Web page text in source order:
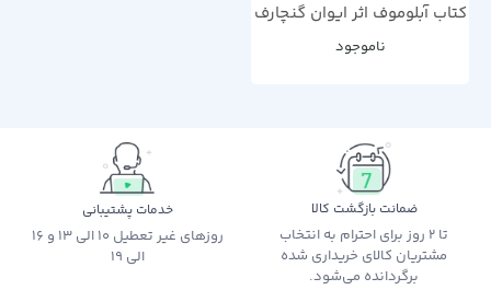
کتاب آبلوموف اثر ایوان گنچارف
ناموجود
ضمانت بازگشت کالا
تا 2 روز برای احترام به انتخاب
مشتریان کالای خریداری شده
برگردانده می‌شود.
خدمات پشتیبانی
روزهای غیر تعطیل 10 الی 13 و 16
الی 19